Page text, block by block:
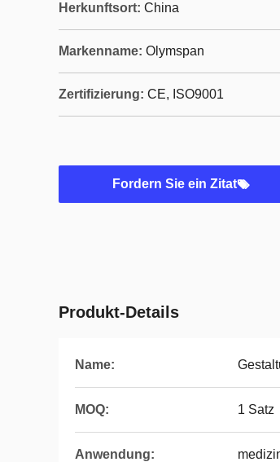
Herkunftsort: China
Markenname: Olymspan
Zertifizierung: CE, ISO9001
Fordern Sie ein Zitat
Produkt-Details
Name:
MOQ: 1 Satz
Anwendung: